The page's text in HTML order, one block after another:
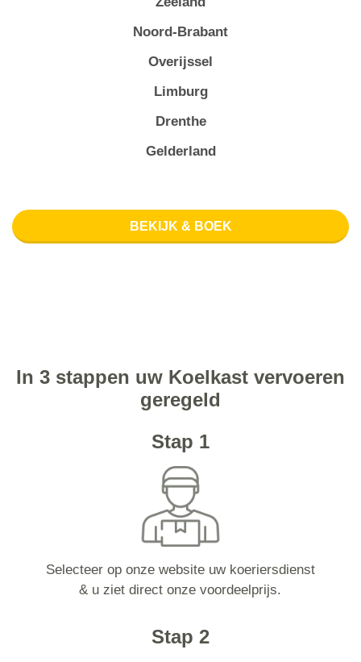
Noord-Brabant
Overijssel
Limburg
Drenthe
Gelderland
BEKIJK & BOEK
In 3 stappen uw Koelkast vervoeren
geregeld
Stap 1
Selecteer op onze website uw koeriersdienst
& u ziet direct onze voordeelprijs.
Stap 2